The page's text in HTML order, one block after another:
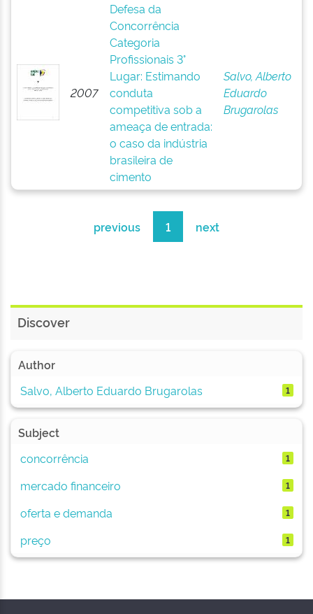
2007
Defesa da
Concorrência
Categoria
Profissionais 3°
Lugar: Estimando
conduta
competitiva sob a
ameaça de entrada:
o caso da indústria
brasileira de
cimento
Salvo, Alberto
Eduardo
Brugarolas
previous 1 next
Discover
Author
Salvo, Alberto Eduardo Brugarolas
1
Subject
concorrência
1
mercado financeiro 1
oferta e demanda 1
preço 1